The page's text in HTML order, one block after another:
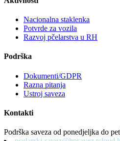
Nacionalna staklenka
Potvrde za vozila
Razvoj pčelarstva u RH
Podrška
Dokumenti/GDPR
Razna pitanja
Ustroj saveza
Kontakti
Podrška saveza od ponedjeljka do